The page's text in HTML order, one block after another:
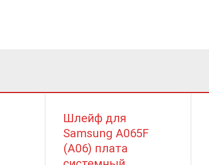
Шлейф для
Samsung A065F
(A06) плата